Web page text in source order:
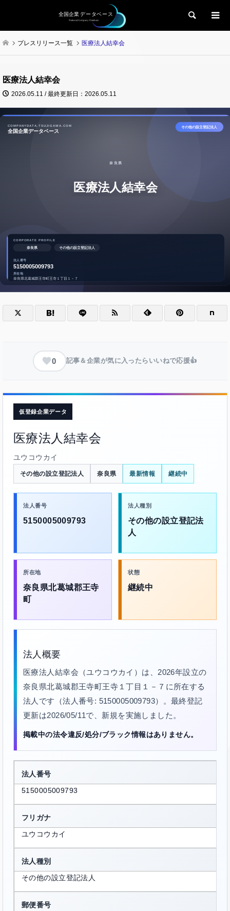
検索
プレスリリース一覧 医療法人結幸会
医療法人結幸会
2026.05.11 / 最終更新日：2026.05.11
0 記事＆企業が気に入ったらいいねで応援👍
仮登録企業データ
医療法人結幸会
ユウコウカイ
その他の設立登記法人 奈良県 最新情報 継続中
法人番号
5150005009793
法人種別
その他の設立登記法
人
所在地
奈良県北葛城郡王寺
町
状態
継続中
法人概要
医療法人結幸会（ユウコウカイ）は、2026年設立の
奈良県北葛城郡王寺町王寺１丁目１－７に所在する
法人です（法人番号: 5150005009793）。最終登記
更新は2026/05/11で、新規を実施しました。
掲載中の法令違反/処分/ブラック情報はありません。
法人番号
5150005009793
フリガナ
ユウコウカイ
法人種別
その他の設立登記法人
郵便番号